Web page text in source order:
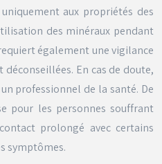
aux propriétés des
des minéraux pendant
également une vigilance
En cas de doute,
professionnel de la santé. De
pour les personnes souffrant
prolongé avec certains
symptômes.